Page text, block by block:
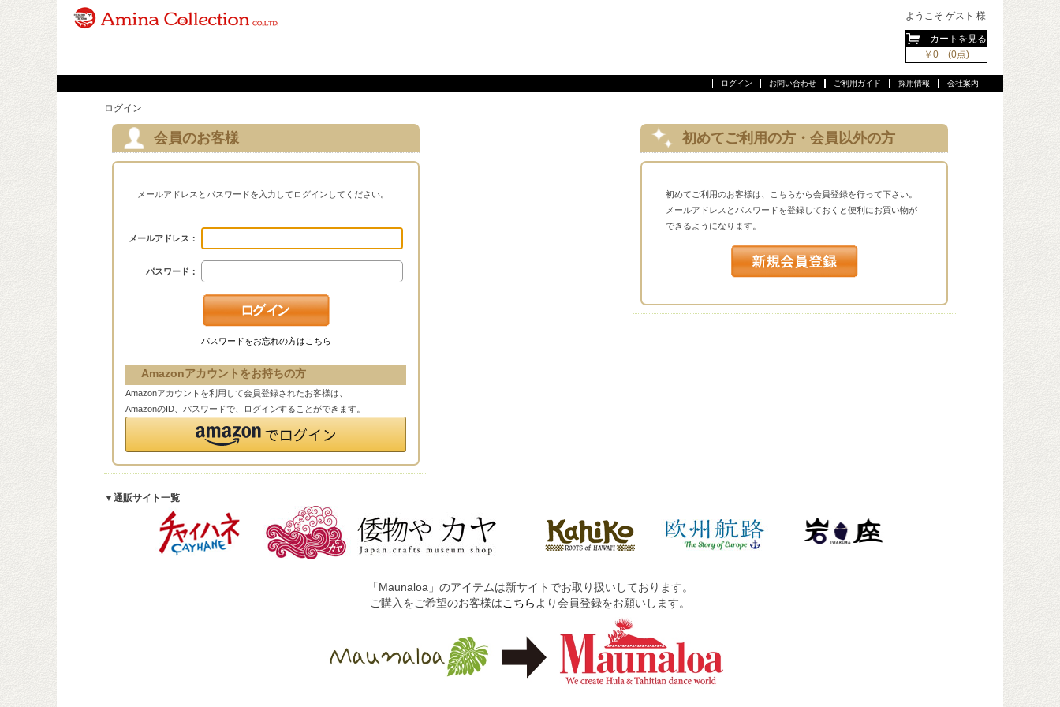
ようこそ ゲスト 様
カートを見る
￥0 (0点)
会社案内
採用情報
ご利用ガイド
お問い合わせ
ログイン
ログイン
会員のお客様
メールアドレスとパスワードを入力してログインしてください。
メールアドレス：
パスワード：
パスワードをお忘れの方はこちら
Amazonアカウントをお持ちの方
Amazonアカウントを利用して会員登録されたお客様は、
AmazonのID、パスワードで、ログインすることができます。
初めてご利用の方・会員以外の方
初めてご利用のお客様は、こちらから会員登録を行って下さい。
メールアドレスとパスワードを登録しておくと便利にお買い物が
できるようになります。
▼通販サイト一覧
「Maunaloa」のアイテムは新サイトでお取り扱いしております。
ご購入をご希望のお客様はこちら より会員登録をお願いします。